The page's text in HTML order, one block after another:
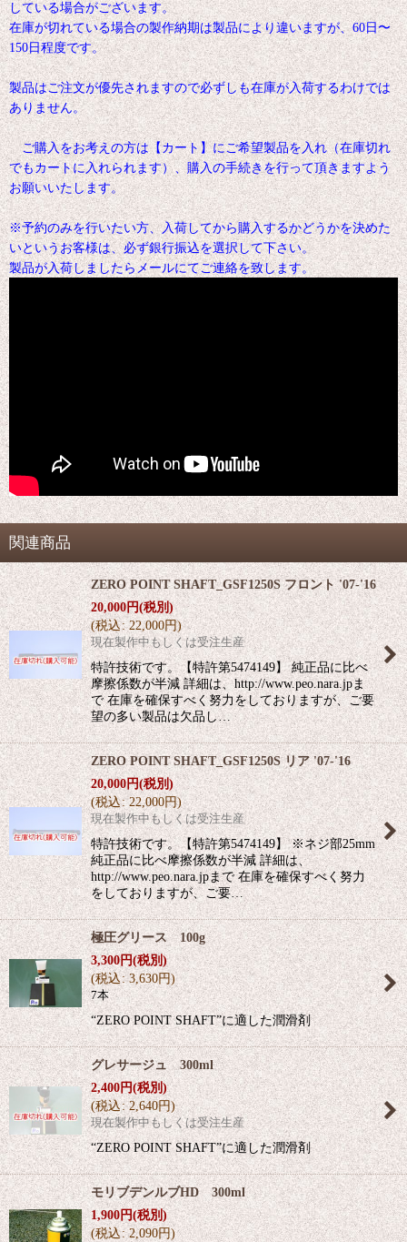
している場合がございます。
在庫が切れている場合の製作納期は製品により違いますが、60日〜
150日程度です。
製品はご注文が優先されますので必ずしも在庫が入荷するわけでは
ありません。
ご購入をお考えの方は【カート】にご希望製品を入れ（在庫切れ
でもカートに入れられます）、購入の手続きを行って頂きますよう
お願いいたします。
※予約のみを行いたい方、入荷してから購入するかどうかを決めた
いというお客様は、必ず銀行振込を選択して下さい。
製品が入荷しましたらメールにてご連絡を致します。
関連商品
ZERO POINT SHAFT_GSF1250S フロント '07-'16
20,000円(税別)
(税込: 22,000円)
現在製作中もしくは受注生産
特許技術です。【特許第5474149】 純正品に比べ
摩擦係数が半減 詳細は、http://www.peo.nara.jpま
で 在庫を確保すべく努力をしておりますが、ご要
望の多い製品は欠品し…
ZERO POINT SHAFT_GSF1250S リア '07-'16
20,000円(税別)
(税込: 22,000円)
現在製作中もしくは受注生産
特許技術です。【特許第5474149】 ※ネジ部25mm
純正品に比べ摩擦係数が半減 詳細は、
http://www.peo.nara.jpまで 在庫を確保すべく努力
をしておりますが、ご要…
極圧グリース 100g
3,300円(税別)
(税込: 3,630円)
7本
“ZERO POINT SHAFT”に適した潤滑剤
グレサージュ 300ml
2,400円(税別)
(税込: 2,640円)
現在製作中もしくは受注生産
“ZERO POINT SHAFT”に適した潤滑剤
モリブデンルブHD 300ml
1,900円(税別)
(税込: 2,090円)